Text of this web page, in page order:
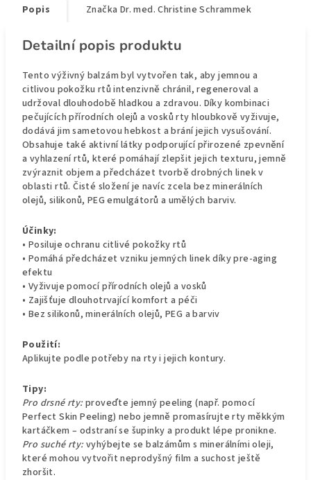
Popis Značka Dr. med. Christine Schrammek
Detailní popis produktu
Tento výživný balzám byl vytvořen tak, aby jemnou a
citlivou pokožku rtů intenzivně chránil, regeneroval a
udržoval dlouhodobě hladkou a zdravou. Díky kombinaci
pečujících přírodních olejů a vosků rty hloubkově vyživuje,
dodává jim sametovou hebkost a brání jejich vysušování.
Obsahuje také aktivní látky podporující přirozené zpevnění
a vyhlazení rtů, které pomáhají zlepšit jejich texturu, jemně
zvýraznit objem a předcházet tvorbě drobných linek v
oblasti rtů. Čisté složení je navíc zcela bez minerálních
olejů, silikonů, PEG emulgátorů a umělých barviv.
Účinky:
• Posiluje ochranu citlivé pokožky rtů
• Pomáhá předcházet vzniku jemných linek díky pre-aging
efektu
• Vyživuje pomocí přírodních olejů a vosků
• Zajišťuje dlouhotrvající komfort a péči
• Bez silikonů, minerálních olejů, PEG a barviv
Použití:
Aplikujte podle potřeby na rty i jejich kontury.
Tipy:
Pro drsné rty: proveďte jemný peeling (např. pomocí
Perfect Skin Peeling) nebo jemně promasírujte rty měkkým
kartáčkem – odstraní se šupinky a produkt lépe pronikne.
Pro suché rty: vyhýbejte se balzámům s minerálními oleji,
které mohou vytvořit neprodyšný film a suchost ještě
zhoršit.